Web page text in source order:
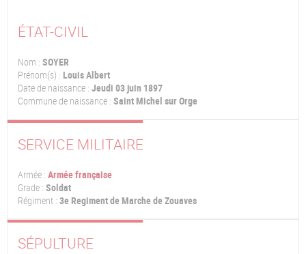
ÉTAT-CIVIL
Nom : SOYER
Prénom(s) : Louis Albert
Date de naissance : Jeudi 03 juin 1897
Commune de naissance : Saint Michel sur Orge
SERVICE MILITAIRE
Armée : Armée française
Grade : Soldat
Régiment : 3e Regiment de Marche de Zouaves
SÉPULTURE